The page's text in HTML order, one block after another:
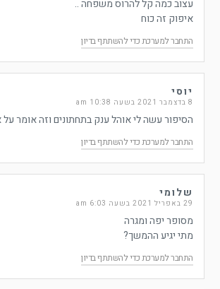
עצוב כמה קל להרוס משפחה ..
איפוק זה כוח
התחבר למערכת כדי להשתתף בדיון
יוסי
8 בדצמבר 2021 בשעה 10:38 am
הסיפור עשה לי אוהל ענק בתחתונים וזה אומר על
התחבר למערכת כדי להשתתף בדיון
שלומי
29 באפריל 2021 בשעה 6:03 am
מסופר יפה ומגרה
מתי יגיע ההמשך?
התחבר למערכת כדי להשתתף בדיון